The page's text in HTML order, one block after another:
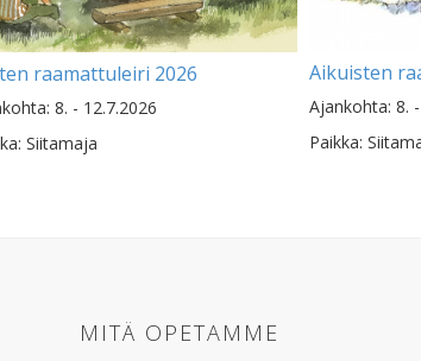
raamattuleiri 2026
8. - 12.7.2026
Siitamaja
Aikuisten
Ajankohta: 8.
Paikka:
MITÄ OPETAMME